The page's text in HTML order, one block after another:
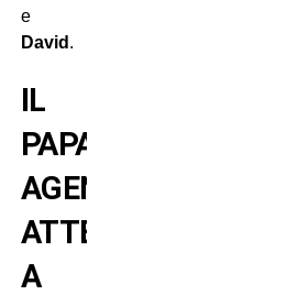
e
David .
IL
PAPA’-
AGENTE
ATTESO
A